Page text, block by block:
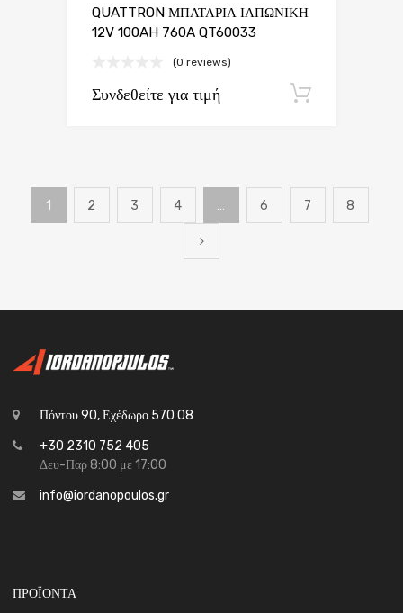
QUATTRON ΜΠΑΤΑΡΙΑ ΙΑΠΩΝΙΚΗ
12V 100AH 760A QT60033
(0 reviews)
Συνδεθείτε για τιμή
1 2 3 4 … 6 7 8
Πόντου 90, Εχέδωρο 570 08
+30 2310 752 405
Δευ-Παρ 8:00 με 17:00
info@iordanopoulos.gr
ΠΡΟΪΟΝΤΑ